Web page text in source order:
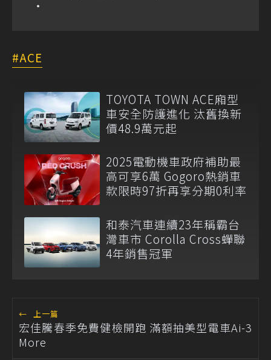
ACE
TOYOTA TOWN ACE廂型
車安全防護進化 汰舊換新
價48.9萬元起
2025電動機車政府補助最
高可享6萬 Gogoro熱銷車
款限時97折再享分期0利率
和泰汽車連續23年稱霸台
灣車市 Corolla Cross蟬聯
4年銷售冠軍
← 上一篇
宏佳騰春季免費健檢開跑 滿額抽美型電車Ai-3
More